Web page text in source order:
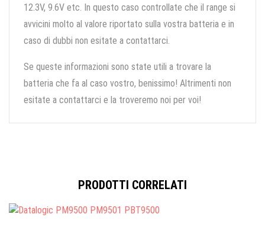
12.3V, 9.6V etc. In questo caso controllate che il range si
avvicini molto al valore riportato sulla vostra batteria e in
caso di dubbi non esitate a contattarci.
Se queste informazioni sono state utili a trovare la
batteria che fa al caso vostro, benissimo! Altrimenti non
esitate a contattarci e la troveremo noi per voi!
PRODOTTI CORRELATI